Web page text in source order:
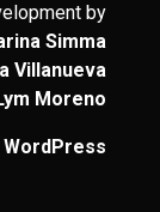
by
Simma
Villanueva
Moreno
WordPress